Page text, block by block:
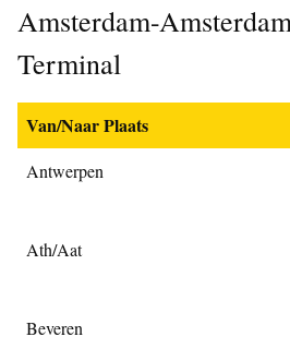
Amsterdam-
Terminal
Van/Naar Plaats
Antwerpen
Ath/Aat
Beveren